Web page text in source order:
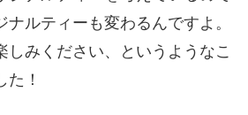
ルティーも変わるんですよ。
しみください、というようなこ
！